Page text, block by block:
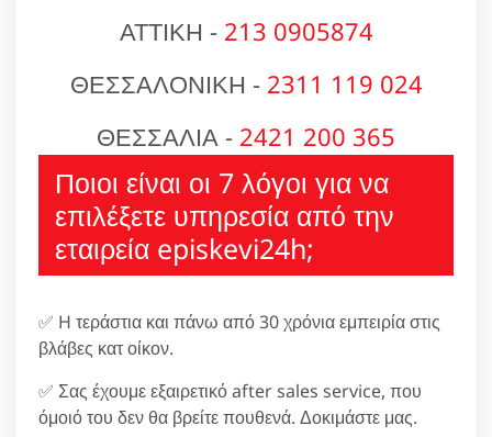
ΑΤΤΙΚΗ - 213 0905874
ΘΕΣΣΑΛΟΝΙΚΗ - 2311 119 024
ΘΕΣΣΑΛΙΑ - 2421 200 365
Ποιοι είναι οι 7 λόγοι για να
επιλέξετε υπηρεσία από την
εταιρεία episkevi24h;
✅ H τεράστια και πάνω από 30 χρόνια εμπειρία στις
βλάβες κατ οίκον.
✅ Σας έχουμε εξαιρετικό after sales service, που
όμοιό του δεν θα βρείτε πουθενά. Δοκιμάστε μας.